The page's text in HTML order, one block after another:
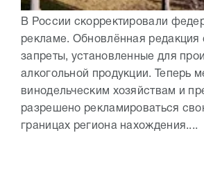
В России скорректировали
рекламе. Обновлённая редакция
запреты, установленные для
алкогольной продукции. Теперь
винодельческим хозяйствам и
разрешено рекламироваться
границах региона нахождения....